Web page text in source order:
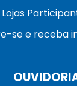
Lojas
se e receba